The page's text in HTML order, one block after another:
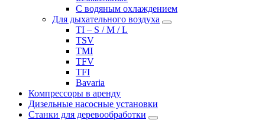
С водяным охлаждением
Для дыхательного воздуха
TI – S / M / L
TSV
TMI
TFV
TFI
Bavaria
Компрессоры в аренду
Дизельные насосные установки
Станки для деревообработки